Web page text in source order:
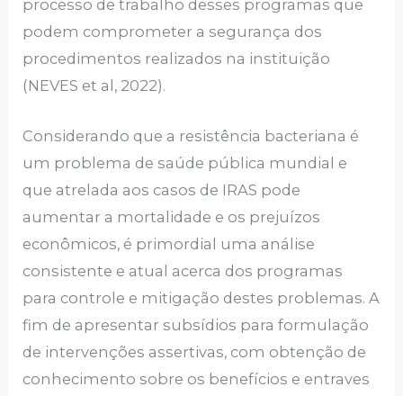
processo de trabalho desses programas que
podem comprometer a segurança dos
procedimentos realizados na instituição
(NEVES et al, 2022).
Considerando que a resistência bacteriana é
um problema de saúde pública mundial e
que atrelada aos casos de IRAS pode
aumentar a mortalidade e os prejuízos
econômicos, é primordial uma análise
consistente e atual acerca dos programas
para controle e mitigação destes problemas. A
fim de apresentar subsídios para formulação
de intervenções assertivas, com obtenção de
conhecimento sobre os benefícios e entraves